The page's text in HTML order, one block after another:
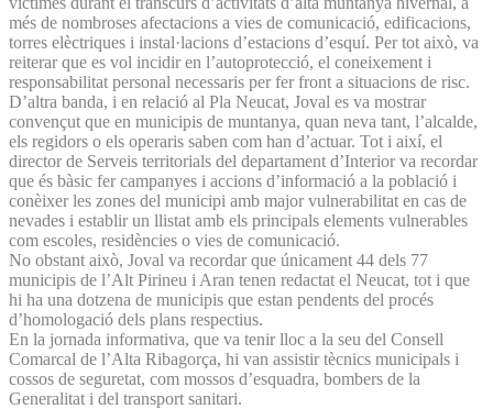
més de nombroses afectacions a vies de comunicació, edificacions,
torres elèctriques i instal·lacions d’estacions d’esquí. Per tot això, va
reiterar que es vol incidir en l’autoprotecció, el coneixement i
responsabilitat personal necessaris per fer front a situacions de risc.
D’altra banda, i en relació al Pla Neucat, Joval es va mostrar
convençut que en municipis de muntanya, quan neva tant, l’alcalde,
els regidors o els operaris saben com han d’actuar. Tot i així, el
director de Serveis territorials del departament d’Interior va recordar
que és bàsic fer campanyes i accions d’informació a la població i
conèixer les zones del municipi amb major vulnerabilitat en cas de
nevades i establir un llistat amb els principals elements vulnerables
com escoles, residències o vies de comunicació.
No obstant això, Joval va recordar que únicament 44 dels 77
municipis de l’Alt Pirineu i Aran tenen redactat el Neucat, tot i que
hi ha una dotzena de municipis que estan pendents del procés
d’homologació dels plans respectius.
En la jornada informativa, que va tenir lloc a la seu del Consell
Comarcal de l’Alta Ribagorça, hi van assistir tècnics municipals i
cossos de seguretat, com mossos d’esquadra, bombers de la
Generalitat i del transport sanitari.